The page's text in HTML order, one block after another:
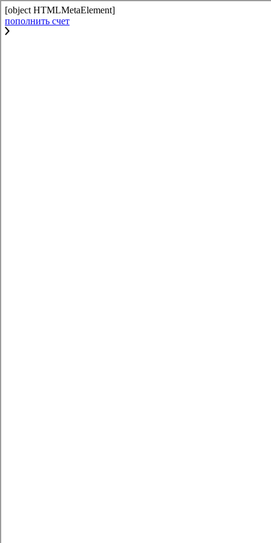
[object HTMLMetaElement]
пополнить счет